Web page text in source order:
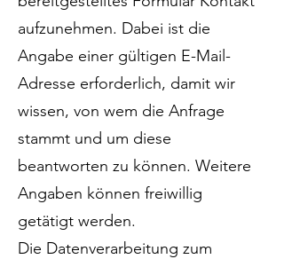
aufzunehmen. Dabei ist die
Angabe einer gültigen E-Mail-
Adresse erforderlich, damit wir
wissen, von wem die Anfrage
stammt und um diese
beantworten zu können. Weitere
Angaben können freiwillig
getätigt werden.
Die Datenverarbeitung zum